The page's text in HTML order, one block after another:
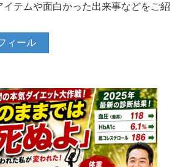
テムや面白かった出来事などをご紹
ィール